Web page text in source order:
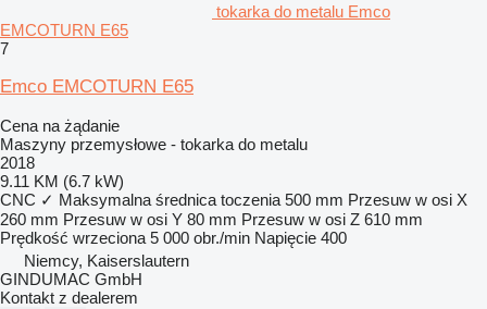
tokarka do metalu Emco
EMCOTURN E65
7
Emco EMCOTURN E65
Cena na żądanie
Maszyny przemysłowe - tokarka do metalu
2018
9.11 KM (6.7 kW)
CNC ✓ Maksymalna średnica toczenia 500 mm Przesuw w osi X
260 mm Przesuw w osi Y 80 mm Przesuw w osi Z 610 mm
Prędkość wrzeciona 5 000 obr./min Napięcie 400
Niemcy, Kaiserslautern
GINDUMAC GmbH
Kontakt z dealerem